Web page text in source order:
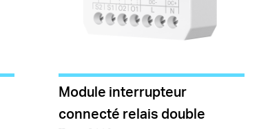
Module interrupteur
connecté relais double